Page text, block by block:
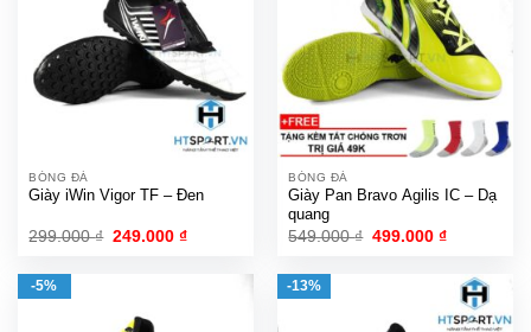
BÓNG ĐÁ
Giày iWin Vigor TF – Đen
299.000₫ Giá
249.000₫Giá
BÓNG ĐÁ
Giày Pan Bravo Agilis IC – Dạ
quang
549.000₫ Giá
499.000₫Giá
là:
499.000 ₫.
-5% -13%